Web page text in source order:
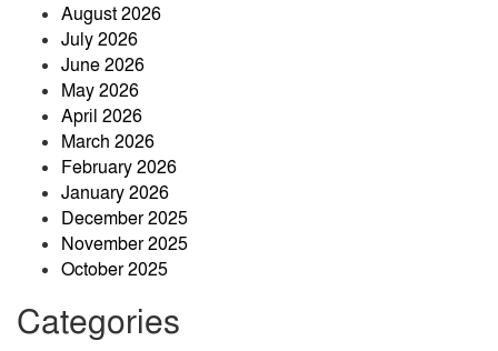
August 2026
July 2026
June 2026
May 2026
April 2026
March 2026
February 2026
January 2026
December 2025
November 2025
October 2025
Categories